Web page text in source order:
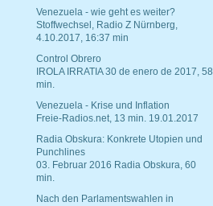
Venezuela - wie geht es weiter?
Stoffwechsel, Radio Z Nürnberg,
4.10.2017, 16:37 min
Control Obrero
IROLA IRRATIA 30 de enero de 2017, 58
min.
Venezuela - Krise und Inflation
Freie-Radios.net, 13 min. 19.01.2017
Radia Obskura: Konkrete Utopien und
Punchlines
03. Februar 2016 Radia Obskura, 60
min.
Nach den Parlamentswahlen in